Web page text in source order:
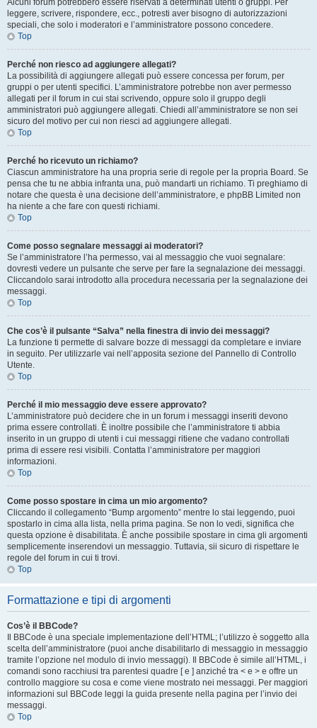
Alcuni forum potrebbero essere riservati a determinati utenti o gruppi. Per
leggere, scrivere, rispondere, ecc., potresti aver bisogno di autorizzazioni
speciali, che solo i moderatori e l’amministratore possono concedere.
Top
Perché non riesco ad aggiungere allegati?
La possibilità di aggiungere allegati può essere concessa per forum, per
gruppi o per utenti specifici. L’amministratore potrebbe non aver permesso
allegati per il forum in cui stai scrivendo, oppure solo il gruppo degli
amministratori può aggiungere allegati. Chiedi all’amministratore se non sei
sicuro del motivo per cui non riesci ad aggiungere allegati.
Top
Perché ho ricevuto un richiamo?
Ciascun amministratore ha una propria serie di regole per la propria Board. Se
pensa che tu ne abbia infranta una, può mandarti un richiamo. Ti preghiamo di
notare che questa è una decisione dell’amministratore, e phpBB Limited non
ha niente a che fare con questi richiami.
Top
Come posso segnalare messaggi ai moderatori?
Se l’amministratore l’ha permesso, vai al messaggio che vuoi segnalare:
dovresti vedere un pulsante che serve per fare la segnalazione dei messaggi.
Cliccandolo sarai introdotto alla procedura necessaria per la segnalazione dei
messaggi.
Top
Che cos’è il pulsante “Salva” nella finestra di invio dei messaggi?
La funzione ti permette di salvare bozze di messaggi da completare e inviare
in seguito. Per utilizzarle vai nell’apposita sezione del Pannello di Controllo
Utente.
Top
Perché il mio messaggio deve essere approvato?
L’amministratore può decidere che in un forum i messaggi inseriti devono
prima essere controllati. È inoltre possibile che l’amministratore ti abbia
inserito in un gruppo di utenti i cui messaggi ritiene che vadano controllati
prima di essere resi visibili. Contatta l’amministratore per maggiori
informazioni.
Top
Come posso spostare in cima un mio argomento?
Cliccando il collegamento “Bump argomento” mentre lo stai leggendo, puoi
spostarlo in cima alla lista, nella prima pagina. Se non lo vedi, significa che
questa opzione è disabilitata. È anche possibile spostare in cima gli argomenti
semplicemente inserendovi un messaggio. Tuttavia, sii sicuro di rispettare le
regole del forum in cui ti trovi.
Top
Formattazione e tipi di argomenti
Cos’è il BBCode?
Il BBCode è una speciale implementazione dell’HTML; l’utilizzo è soggetto alla
scelta dell’amministratore (puoi anche disabilitarlo di messaggio in messaggio
tramite l’opzione nel modulo di invio messaggi). Il BBCode è simile all’HTML, i
comandi sono racchiusi tra parentesi quadre [ e ] anziché tra < e > e offre un
controllo maggiore su cosa e come viene mostrato nei messaggi. Per maggiori
informazioni sul BBCode leggi la guida presente nella pagina per l’invio dei
messaggi.
Top